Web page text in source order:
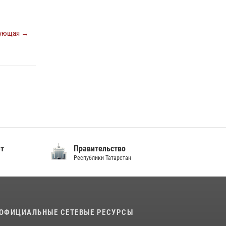
→
Правительство
Республики Татарстан
СЕТЕВЫЕ РЕСУРСЫ